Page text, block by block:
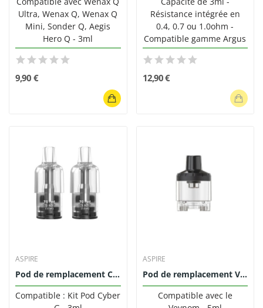
Ultra, Wenax Q, Wenax Q
Mini, Sonder Q, Aegis
Hero Q - 3ml
9,90 €
Résistance intégrée en
0.4, 0.7 ou 1.0ohm -
Compatible gamme Argus
12,90 €
ASPIRE
Pod de remplacement Cyber G 3ml - Aspire (Pack...
Compatible : Kit Pod Cyber
ASPIRE
Pod de remplacement Veynom 5ml Aspire
Compatible avec le